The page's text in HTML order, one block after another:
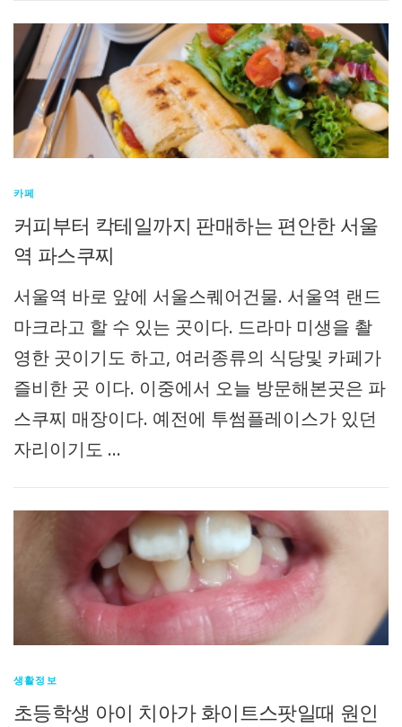
카페
커피부터 칵테일까지 판매하는 편안한 서울
역 파스쿠찌
서울역 바로 앞에 서울스퀘어건물. 서울역 랜드
마크라고 할 수 있는 곳이다. 드라마 미생을 촬
영한 곳이기도 하고, 여러종류의 식당및 카페가
즐비한 곳 이다. 이중에서 오늘 방문해본곳은 파
스쿠찌 매장이다. 예전에 투썸플레이스가 있던
자리이기도 …
생활정보
초등학생 아이 치아가 화이트스팟일때 원인